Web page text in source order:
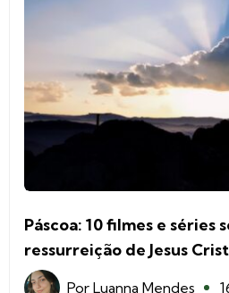
Páscoa: 10 filmes e séries
ressurreição de Jesus
Por Luanna Mendes